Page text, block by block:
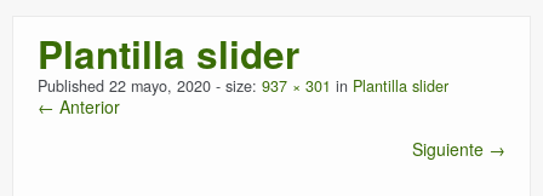
QUIÉNES SOMOS
PUBLICACIONES + TIEMPO DE TRANSICIONES
Plantilla slider
Published 22 mayo, 2020 - size: 937 × 301 in Plantilla slider
← Anterior
Siguiente →